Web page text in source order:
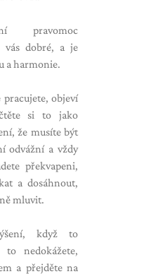
pravomoc
vás dobré, a je
a harmonie.
pracujete, objeví
si to jako
že musíte být
odvážní a vždy
překvapeni,
a dosáhnout,
mluvit.
když to
nedokážete,
a přejděte na